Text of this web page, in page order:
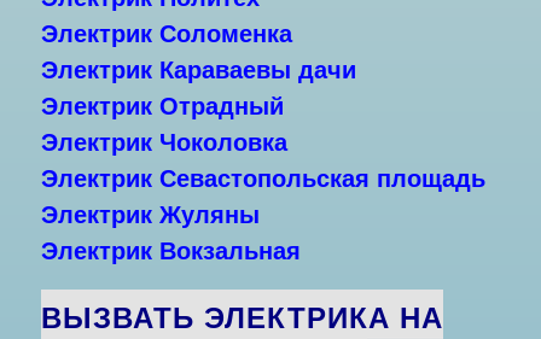
ЭлектрикСоломенка
ЭлектрикКараваевы дачи
ЭлектрикОтрадный
Электрик Чоколовка
ЭлектрикСевастопольская площадь
ЭлектрикЖуляны
Электрик Вокзальная
ВЫЗВАТЬ ЭЛЕКТРИКА НА